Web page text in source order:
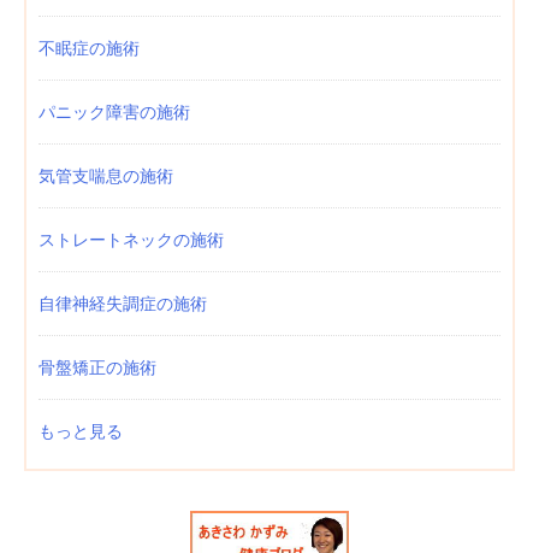
不眠症の施術
パニック障害の施術
気管支喘息の施術
ストレートネックの施術
自律神経失調症の施術
骨盤矯正の施術
もっと見る